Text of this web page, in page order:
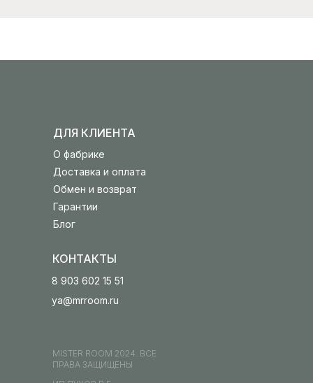
Блог
Гарантии
MISTER ROOM 2024. ВСЕ
ПРАВА ЗАЩИЩЕНЫ
Обмен и возврат
Доставка и оплата
О фабрике
ДЛЯ КЛИЕНТА
КОНТАКТЫ
8 903 602 15 51
ya@mrroom.ru